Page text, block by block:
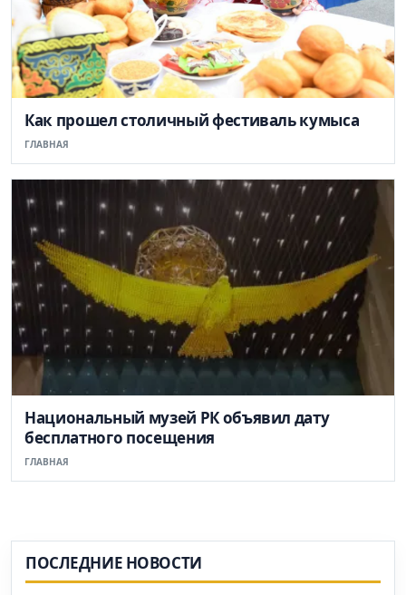
Как прошел столичный фестиваль кумыса
ГЛАВНАЯ
Национальный музей РК объявил дату
бесплатного посещения
ГЛАВНАЯ
ПОСЛЕДНИЕ НОВОСТИ